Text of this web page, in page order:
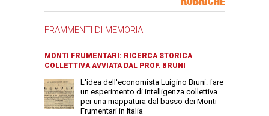
FRAMMENTI DI MEMORIA
MONTI FRUMENTARI: RICERCA STORICA
COLLETTIVA AVVIATA DAL PROF. BRUNI
L'idea dell'economista Luigino Bruni: fare
un esperimento di intelligenza collettiva
per una mappatura dal basso dei Monti
Frumentari in Italia